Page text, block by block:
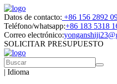
Datos de contacto: +86 156 2892
Teléfono/whatsapp:+86 183 5318
Correo electrónico:
SOLICITAR PRESUPUESTO
| Idioma